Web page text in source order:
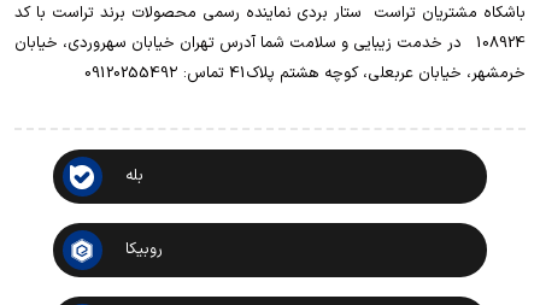
باشکاه مشتریان تراست ‌ ‌ستار بردی نماینده رسمی محصولات برند تراست با کد
108924 ‌ ‌ در خدمت زیبایی و سلامت شما آدرس تهران خیابان سهروردی، خیابان
خرمشهر، خیابان عربعلی، کوچه هشتم پلاک41 تماس: 0912025549۲
بله
روبیکا